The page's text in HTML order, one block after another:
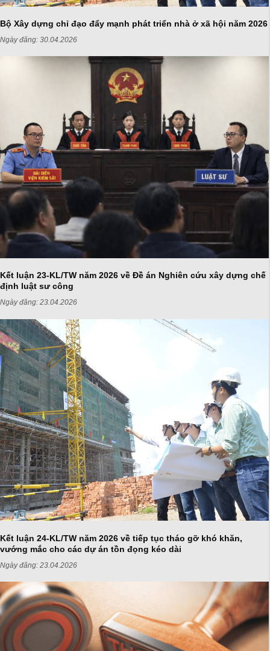
Bộ Xây dựng chỉ đạo đẩy mạnh phát triển nhà ở xã hội năm 2026
Ngày đăng: 30.04.2026
Kết luận 23-KL/TW năm 2026 về Đề án Nghiên cứu xây dựng chế
định luật sư công
Ngày đăng: 23.04.2026
Kết luận 24-KL/TW năm 2026 về tiếp tục tháo gỡ khó khăn,
vướng mắc cho các dự án tồn đọng kéo dài
Ngày đăng: 23.04.2026